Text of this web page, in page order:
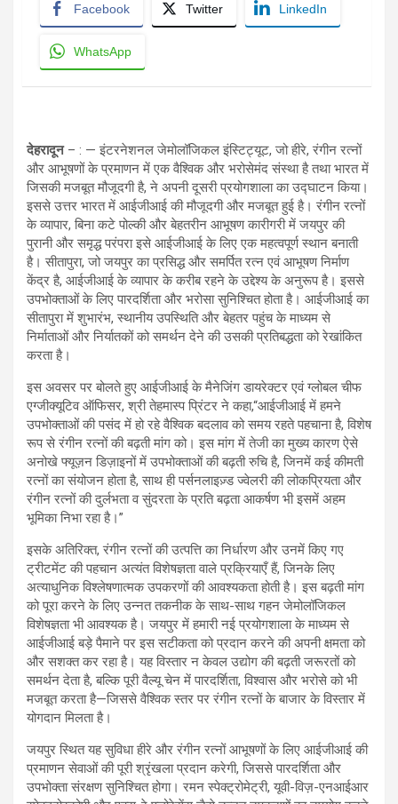
Facebook Twitter LinkedIn
WhatsApp
देहरादून– : — इंटरनेशनल जेमोलॉजिकल इंस्टिट्यूट, जो हीरे, रंगीन रत्नों
और आभूषणों के प्रमाणन में एक वैश्विक और भरोसेमंद संस्था है तथा भारत में
जिसकी मजबूत मौजूदगी है, ने अपनी दूसरी प्रयोगशाला का उद्घाटन किया।
इससे उत्तर भारत में आईजीआई की मौजूदगी और मजबूत हुई है। रंगीन रत्नों
के व्यापार, बिना कटे पोल्की और बेहतरीन आभूषण कारीगरी में जयपुर की
पुरानी और समृद्ध परंपरा इसे आईजीआई के लिए एक महत्वपूर्ण स्थान बनाती
है। सीतापुरा, जो जयपुर का प्रसिद्ध और समर्पित रत्न एवं आभूषण निर्माण
केंद्र है, आईजीआई के व्यापार के करीब रहने के उद्देश्य के अनुरूप है। इससे
उपभोक्ताओं के लिए पारदर्शिता और भरोसा सुनिश्चित होता है। आईजीआई का
सीतापुरा में शुभारंभ, स्थानीय उपस्थिति और बेहतर पहुंच के माध्यम से
निर्माताओं और निर्यातकों को समर्थन देने की उसकी प्रतिबद्धता को रेखांकित
करता है।
इस अवसर पर बोलते हुए आईजीआई के मैनेजिंग डायरेक्टर एवं ग्लोबल चीफ
एग्जीक्यूटिव ऑफिसर, श्री तेहमास्प प्रिंटर ने कहा,“आईजीआई में हमने
उपभोक्ताओं की पसंद में हो रहे वैश्विक बदलाव को समय रहते पहचाना है, विशेष
रूप से रंगीन रत्नों की बढ़ती मांग को। इस मांग में तेजी का मुख्य कारण ऐसे
अनोखे फ्यूज़न डिज़ाइनों में उपभोक्ताओं की बढ़ती रुचि है, जिनमें कई कीमती
रत्नों का संयोजन होता है, साथ ही पर्सनलाइज़्ड ज्वेलरी की लोकप्रियता और
रंगीन रत्नों की दुर्लभता व सुंदरता के प्रति बढ़ता आकर्षण भी इसमें अहम
भूमिका निभा रहा है।”
इसके अतिरिक्त, रंगीन रत्नों की उत्पत्ति का निर्धारण और उनमें किए गए
ट्रीटमेंट की पहचान अत्यंत विशेषज्ञता वाले प्रक्रियाएँ हैं, जिनके लिए
अत्याधुनिक विश्लेषणात्मक उपकरणों की आवश्यकता होती है। इस बढ़ती मांग
को पूरा करने के लिए उन्नत तकनीक के साथ-साथ गहन जेमोलॉजिकल
विशेषज्ञता भी आवश्यक है। जयपुर में हमारी नई प्रयोगशाला के माध्यम से
आईजीआई बड़े पैमाने पर इस सटीकता को प्रदान करने की अपनी क्षमता को
और सशक्त कर रहा है। यह विस्तार न केवल उद्योग की बढ़ती जरूरतों को
समर्थन देता है, बल्कि पूरी वैल्यू चेन में पारदर्शिता, विश्वास और भरोसे को भी
मजबूत करता है—जिससे वैश्विक स्तर पर रंगीन रत्नों के बाजार के विस्तार में
योगदान मिलता है।
जयपुर स्थित यह सुविधा हीरे और रंगीन रत्नों आभूषणों के लिए आईजीआई की
प्रमाणन सेवाओं की पूरी श्रृंखला प्रदान करेगी, जिससे पारदर्शिता और
उपभोक्ता संरक्षण सुनिश्चित होगा। रमन स्पेक्ट्रोमेट्री, यूवी-विज़-एनआईआर